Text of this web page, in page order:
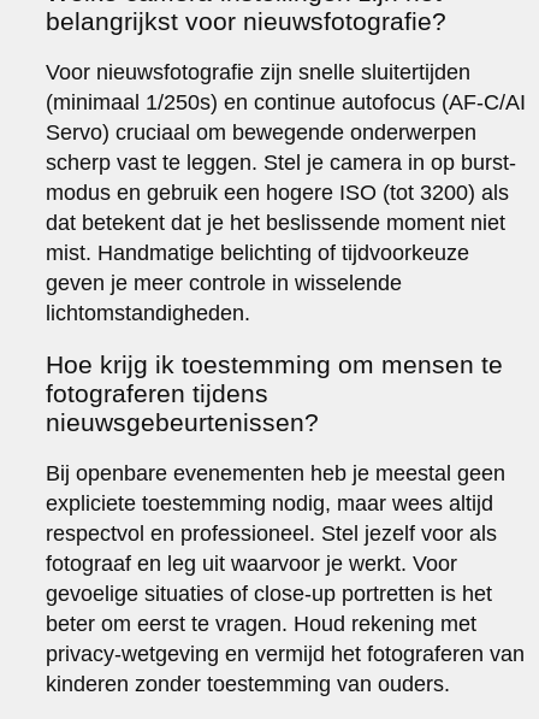
belangrijkst voor nieuwsfotografie?
Voor nieuwsfotografie zijn snelle sluitertijden
(minimaal 1/250s) en continue autofocus (AF-C/AI
Servo) cruciaal om bewegende onderwerpen
scherp vast te leggen. Stel je camera in op burst-
modus en gebruik een hogere ISO (tot 3200) als
dat betekent dat je het beslissende moment niet
mist. Handmatige belichting of tijdvoorkeuze
geven je meer controle in wisselende
lichtomstandigheden.
Hoe krijg ik toestemming om mensen te
fotograferen tijdens
nieuwsgebeurtenissen?
Bij openbare evenementen heb je meestal geen
expliciete toestemming nodig, maar wees altijd
respectvol en professioneel. Stel jezelf voor als
fotograaf en leg uit waarvoor je werkt. Voor
gevoelige situaties of close-up portretten is het
beter om eerst te vragen. Houd rekening met
privacy-wetgeving en vermijd het fotograferen van
kinderen zonder toestemming van ouders.